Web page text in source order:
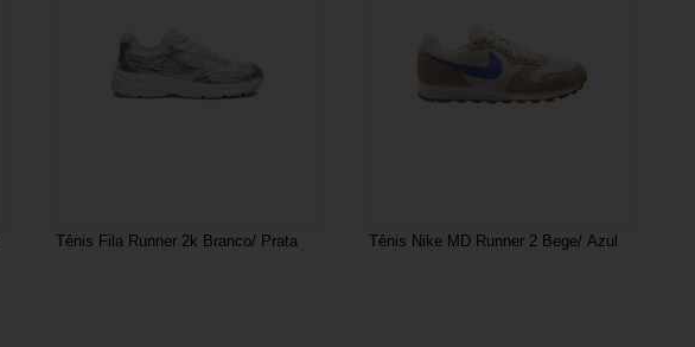
Tênis Fila Runner 2k Branco/ Prata Tênis Nike MD Runner 2 Bege/ Azul